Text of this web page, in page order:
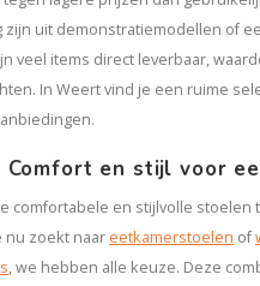
zijn uit demonstratiemodellen of
veel items direct leverbaar,
In Weert vind je een ruime
Comfort en stijl voor
comfortabele en stijlvolle stoelen
nu zoekt naar eetkamerstoelen of
, we hebben alle keuze. Deze